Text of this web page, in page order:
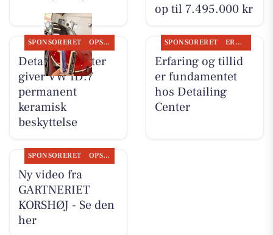
op til 7.495.000 kr
SPONSORERET OPSLAGSTAVLEN
Detailing Center
giver VW ID.7
permanent
keramisk
beskyttelse
SPONSORERET ERHVERV
Erfaring og tillid
er fundamentet
hos Detailing
Center
SPONSORERET OPSLAGSTAVLEN
Ny video fra
GARTNERIET
KORSHØJ - Se den
her